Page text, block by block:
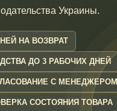
Украины.
НА ВОЗВРАТ
ДО 3 РАБОЧИХ ДНЕЙ
С МЕНЕДЖЕРОМ
СОСТОЯНИЯ ТОВАРА